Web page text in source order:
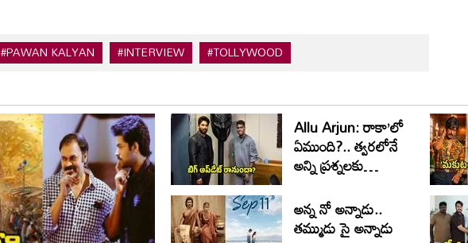
#PAWAN KALYAN #INTERVIEW #TOLLYWOOD
Allu Arjun: రాకా’లో
ఏముంది?.. త్వరలోనే
అన్ని ప్రశ్నలకు
సమాధానం
అన్న నో అన్నాడు..
తమ్ముడు సై అన్నాడు